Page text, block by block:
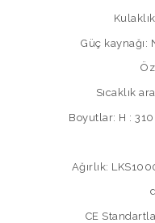
Güç
Sıcaklık
Boyutlar: H :
Ağırlık:
CE